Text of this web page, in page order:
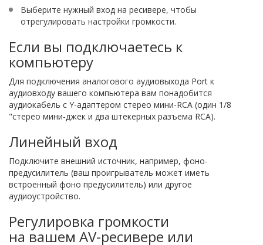
Выберите нужный вход на ресивере, чтобы
отрегулировать настройки громкости.
Если вы подключаетесь к
компьютеру
Для подключения аналогового аудиовыхода Port к
аудиовходу вашего компьютера вам понадобится
аудиокабель с Y-адаптером стерео мини-RCA (один 1/8
"стерео мини-джек и два штекерных разъема RCA).
Линейный вход
Подключите внешний источник, например, фоно-
предусилитель (ваш проигрыватель может иметь
встроенный фоно предусилитель) или другое
аудиоустройство.
Регулировка громкости
на вашем AV-ресивере или